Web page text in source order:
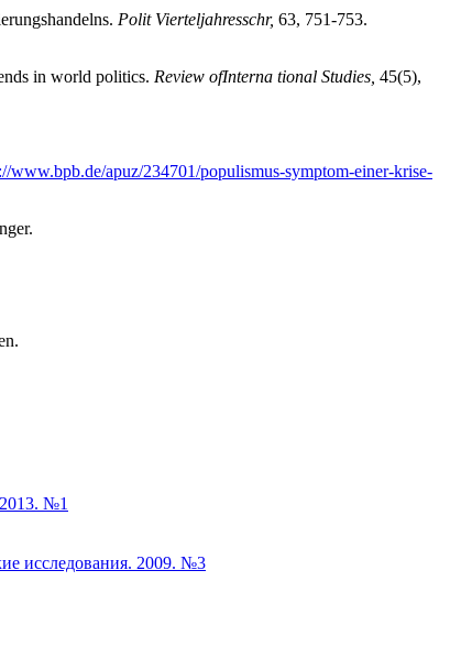
Polit Vierteljahresschr, 63, 751-753.
in world politics. Review ofInterna tional Studies, 45(5),
www.bpb.de/apuz/234701/populismus-symptom-einer-krise-
№1
исследования. 2009. №3